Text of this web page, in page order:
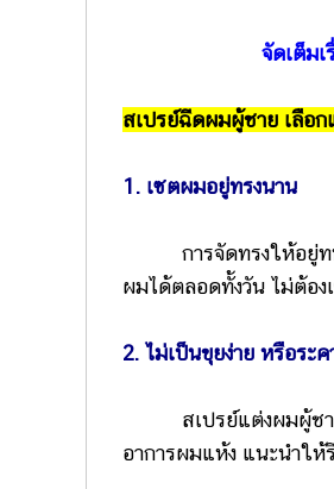
จัดเต็ม
สเปรย์ฉีดผมผู้ชาย เลือก
1. เซตผมอยู่ทรงนาน
การจัดทรงให้อยู่ทนน
ผมได้ตลอดทั้งวัน ไม่ต้อ
2. ไม่เป็นขุยง่าย หรือระ
สเปรย์แต่งผมผู้ชายที่
อาการผมแห้ง แนะนำใ